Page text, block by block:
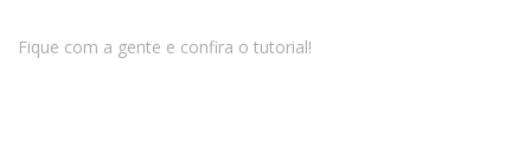
Fique com a gente e confira o tutorial!